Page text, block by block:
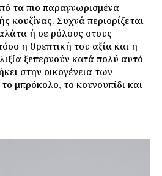
τα πιο παραγνωρισμένα
κουζίνας. Συχνά περιορίζεται
ή σε ρόλους στους
η θρεπτική του αξία και η
ξεπερνούν κατά πολύ αυτό
στην οικογένεια των
μπρόκολο, το κουνουπίδι και